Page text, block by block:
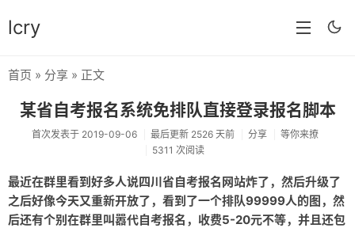
lcry
分类
分享
技术
教程
首页 » 分享 » 正文
某省自考报名系统免排队直接登录报名脚本
首次发表于 2019-09-06 最后更新 2526 天前 分享
等你来撩
5311 次阅读
最近在群里看到好多人说四川省自考报名网站炸了，然后升级了
之后好像今天又重新开放了，看到了一个排队99999人的图，然
后还有个别在群里叫嚣代自考报名，收费5-20元不等，并且还包